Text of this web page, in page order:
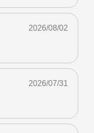
2026/08/02
2026/07/31